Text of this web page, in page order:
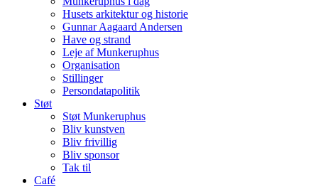
Husets arkitektur og historie
Gunnar Aagaard Andersen
Have og strand
Leje af Munkeruphus
Organisation
Stillinger
Persondatapolitik
Støt
Støt Munkeruphus
Bliv kunstven
Bliv frivillig
Bliv sponsor
Tak til
Café